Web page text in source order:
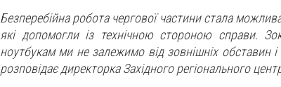
Безперебійна робота чергової частини стала
які допомогли із технічною стороною справи.
ноутбукам ми не залежимо від зовнішніх обставин
розповідає директорка Західного регіонального